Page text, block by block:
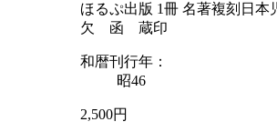
ほるぷ出版 1冊 名著複刻日
欠 函 蔵印
和暦刊行年：
昭46
2,500円